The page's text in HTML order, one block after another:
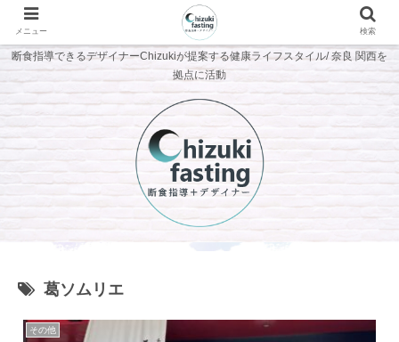
断食指導できるデザイナーChizukiが提案する健康ライフスタイル/ 奈良 関西を
拠点に活動
葛ソムリエ
その他
メニュー 検索